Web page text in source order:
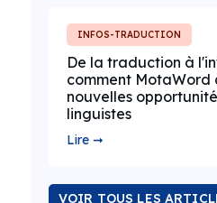
INFOS-TRADUCTION
De la traduction à
comment MotaWord
nouvelles
linguistes
Lire ➞
VOIR TOUS LES